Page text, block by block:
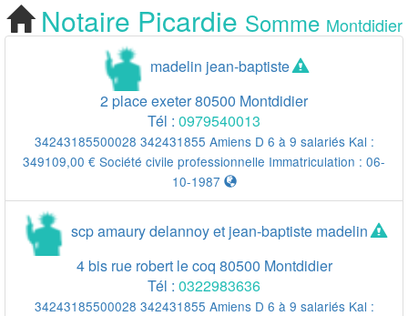
Cherchez votre
Notaire Montdidier
Notaire Picardie Somme Montdidier
madelin jean-baptiste
2 place exeter80500 Montdidier
Tél : 0979540013
34243185500028 342431855 Amiens D 6 à 9 salariés Kal :
349109,00 € Société civile professionnelle Immatriculation : 06-
10-1987
scp amaury delannoy et jean-baptiste madelin
4 bis rue robert le coq 80500 Montdidier
Tél : 0322983636
34243185500028 342431855 Amiens D 6 à 9 salariés Kal :